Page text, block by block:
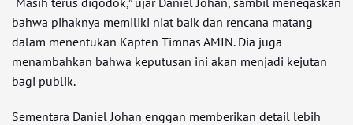
bahwa pihaknya memiliki niat baik dan rencana matang
dalam menentukan Kapten Timnas AMIN. Dia juga
menambahkan bahwa keputusan ini akan menjadi kejutan
bagi publik.
Sementara Daniel Johan enggan memberikan detail lebih